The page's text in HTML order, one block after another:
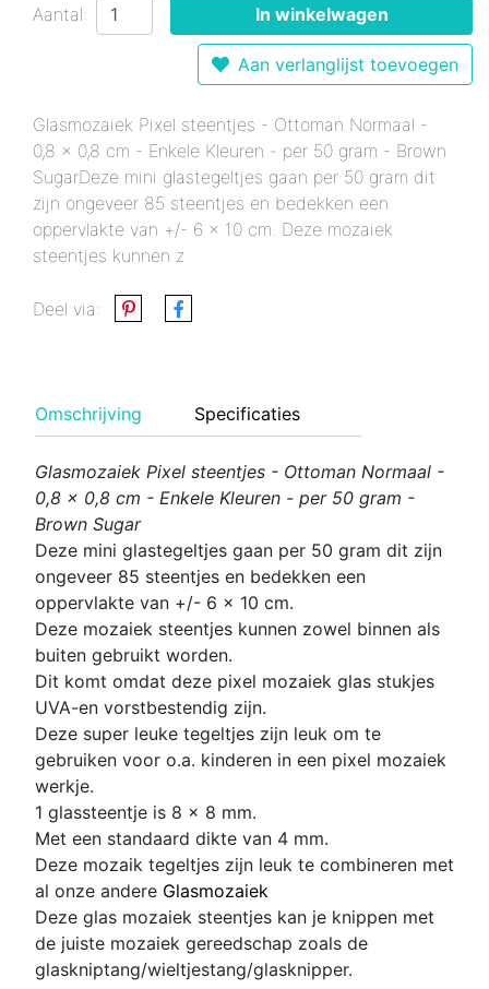
Aantal: In winkelwagen
Aan verlanglijst toevoegen
Glasmozaiek Pixel steentjes - Ottoman Normaal -
0,8 x 0,8 cm - Enkele Kleuren - per 50 gram - Brown
SugarDeze mini glastegeltjes gaan per 50 gram dit
zijn ongeveer 85 steentjes en bedekken een
oppervlakte van +/- 6 x 10 cm. Deze mozaiek
steentjes kunnen z
Deel via:
Omschrijving Specificaties
Glasmozaiek Pixel steentjes - Ottoman Normaal -
0,8 x 0,8 cm - Enkele Kleuren - per 50 gram -
Brown Sugar
Deze mini glastegeltjes gaan per 50 gram dit zijn
ongeveer 85 steentjes en bedekken een
oppervlakte van +/- 6 x 10 cm.
Deze mozaiek steentjes kunnen zowel binnen als
buiten gebruikt worden.
Dit komt omdat deze pixel mozaiek glas stukjes
UVA-en vorstbestendig zijn.
Deze super leuke tegeltjes zijn leuk om te
gebruiken voor o.a. kinderen in een pixel mozaiek
werkje.
1 glassteentje is 8 x 8 mm.
Met een standaard dikte van 4 mm.
Deze mozaik tegeltjes zijn leuk te combineren met
al onze andere Glasmozaiek
Deze glas mozaiek steentjes kan je knippen met
de juiste mozaiek gereedschap zoals de
glaskniptang/wieltjestang/glasknipper.